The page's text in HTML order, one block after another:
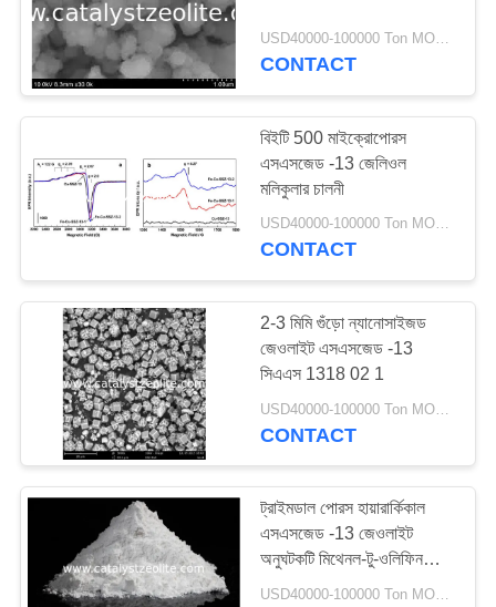
USD40000-100000 Ton MOQ:1 কিলোগ্রাম
CONTACT
বিইটি 500 মাইক্রোপোরস
এসএসজেড -13 জেলিওল
মলিকুলার চালনী
USD40000-100000 Ton MOQ:1 কিলোগ্রাম
CONTACT
2-3 মিমি গুঁড়ো ন্যানোসাইজড
জেওলাইট এসএসজেড -13
সিএএস 1318 02 1
CONTACT
ট্রাইমডাল পোরস হায়ারার্কিকাল
এসএসজেড -13 জেওলাইট
অনুঘটকটি মিথেনল-টু-ওলিফিন
প্রতিক্রিয়াটির জন্য
USD40000-100000 Ton MOQ:1 কিলোগ্রাম